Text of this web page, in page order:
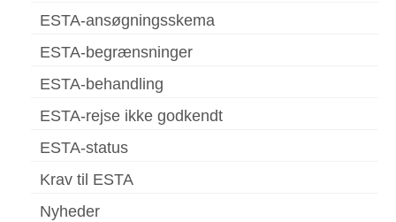
ESTA-ansøgningsskema
ESTA-begrænsninger
ESTA-behandling
ESTA-rejse ikke godkendt
ESTA-status
Krav til ESTA
Nyheder